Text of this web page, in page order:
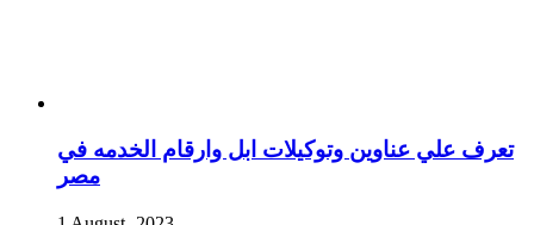
تعرف علي عناوين وتوكيلات ابل وارقام الخدمه في
مصر